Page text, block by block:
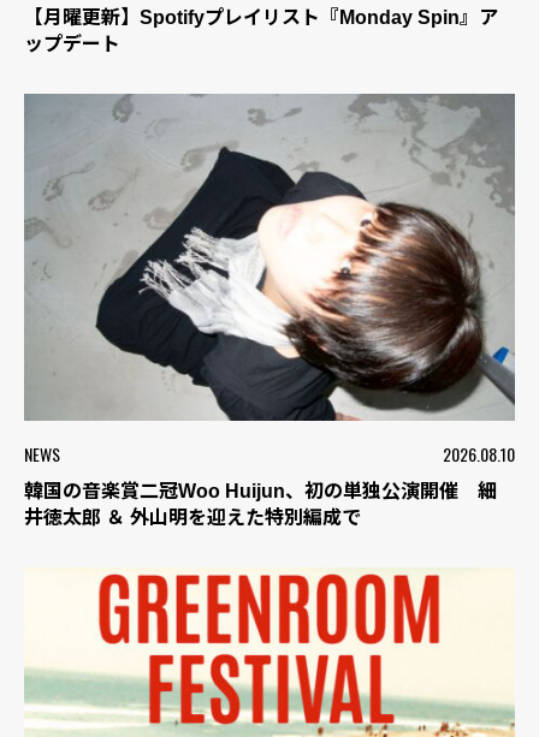
【月曜更新】Spotifyプレイリスト『Monday Spin』ア
ップデート
NEWS 2026.08.10
韓国の音楽賞二冠Woo Huijun、初の単独公演開催 細
井徳太郎 ＆ 外山明を迎えた特別編成で